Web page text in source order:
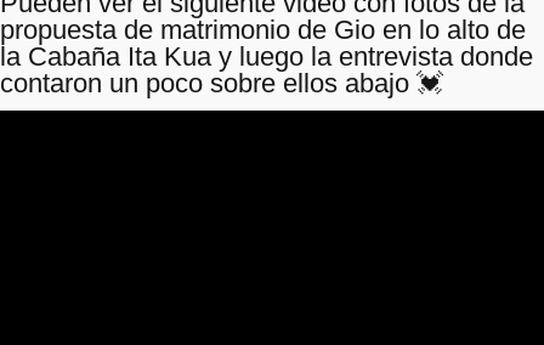
propuesta de matrimonio de Gio en lo alto de
la Cabaña Ita Kua y luego la entrevista donde
contaron un poco sobre ellos abajo 💓